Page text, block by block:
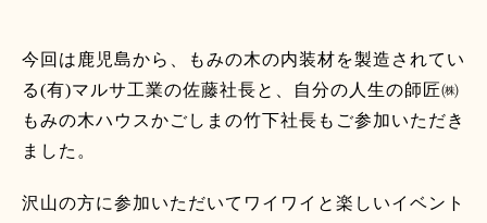
今回は鹿児島から、もみの木の内装材を製造されてい
る(有)マルサ工業の佐藤社長と、自分の人生の師匠㈱
もみの木ハウスかごしまの竹下社長もご参加いただき
ました。
沢山の方に参加いただいてワイワイと楽しいイベント